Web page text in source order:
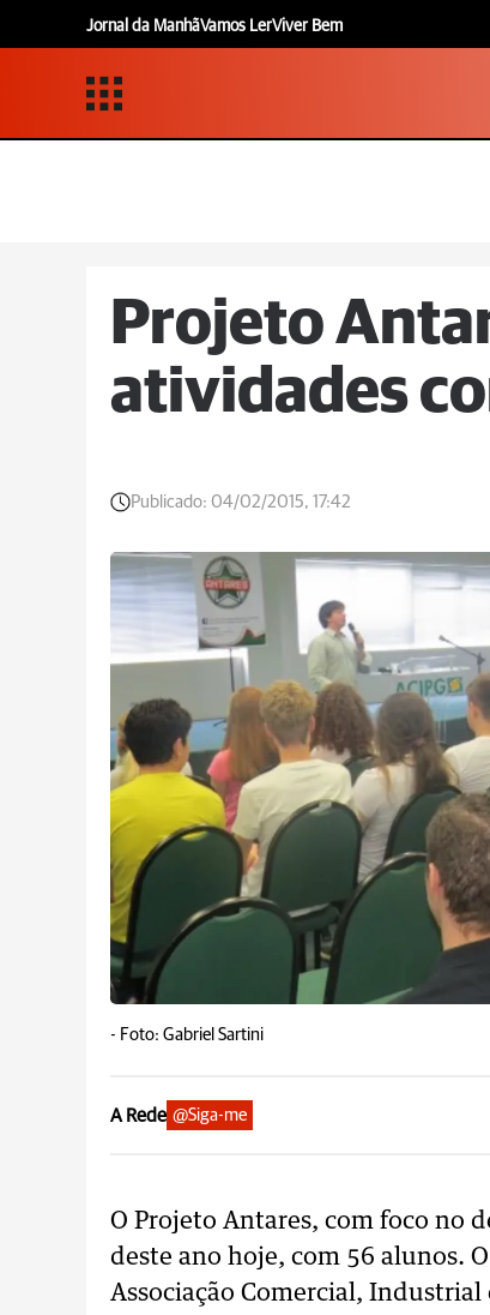
Jornal da ManhãVamos LerViver Bem
Projeto
atividades
Publicado: 04/02/2015, 17:42
- Foto: Gabriel Sartini
A Rede @Siga-me
O Projeto Antares, com foco no
deste ano hoje, com 56 alunos.
Associação Comercial, Industrial